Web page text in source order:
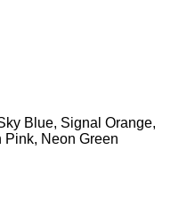
Blue, Signal Orange,
Pink, Neon Green